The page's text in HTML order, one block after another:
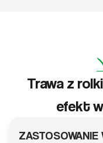
Trawa z
efekt
ZASTOSOWANIE